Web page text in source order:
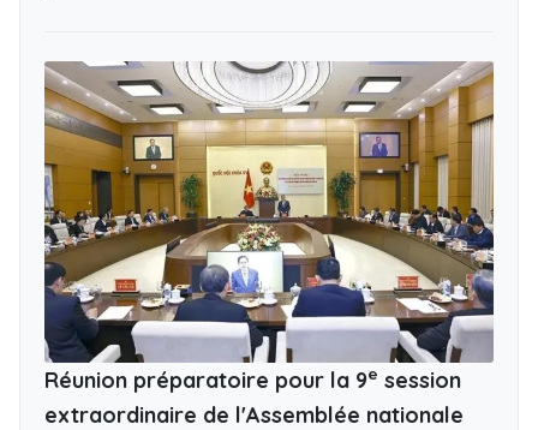
Réunion préparatoire pour la 9e session
extraordinaire de l'Assemblée nationale